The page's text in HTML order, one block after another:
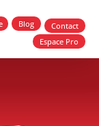
Blog
Contact
Espace Pro